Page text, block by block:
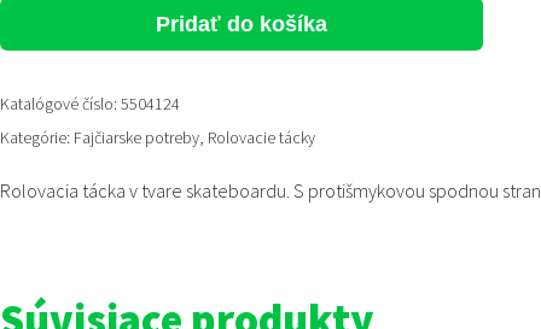
tácka
Pridať do košíka
Katalógové číslo: 5504124
Kategórie: Fajčiarske potreby, Rolovacie tácky
Rolovacia tácka v tvare skateboardu. S protišmykovou spodnou